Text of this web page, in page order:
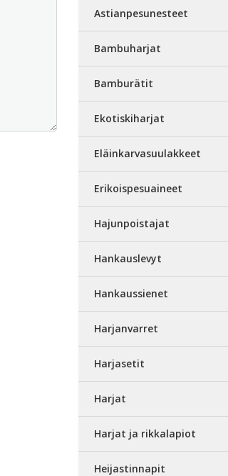
Astianpesunesteet
Bambuharjat
Bamburätit
Ekotiskiharjat
Eläinkarvasuulakkeet
Erikoispesuaineet
Hajunpoistajat
Hankauslevyt
Hankaussienet
Harjanvarret
Harjasetit
Harjat
Harjat ja rikkalapiot
Heijastinnapit